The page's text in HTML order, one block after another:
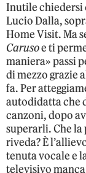
Inutile chiedersi
Lucio Dalla,
Home Visit. Ma
Carusoe ti
maniera» passi
di mezzo grazie
fa. Per
autodidatta che
canzoni, dopo
superarli. Che la
riveda? È
tenuta vocale e
televisivo